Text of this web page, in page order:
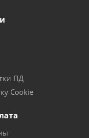
ПД
Cookie